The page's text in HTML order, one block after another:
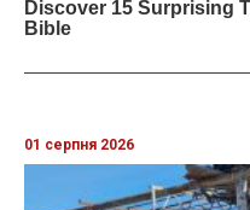
01 серпня 2026